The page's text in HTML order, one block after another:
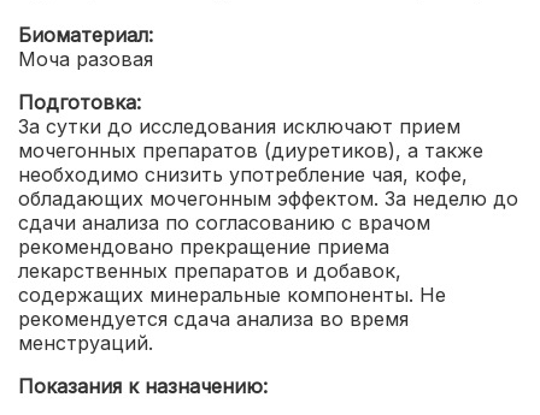
Биоматериал:
Моча разовая
Подготовка:
За сутки до исследования исключают прием
мочегонных препаратов (диуретиков), а также
необходимо снизить употребление чая, кофе,
обладающих мочегонным эффектом. За неделю до
сдачи анализа по согласованию с врачом
рекомендовано прекращение приема
лекарственных препаратов и добавок,
содержащих минеральные компоненты. Не
рекомендуется сдача анализа во время
менструаций.
Показания к назначению: